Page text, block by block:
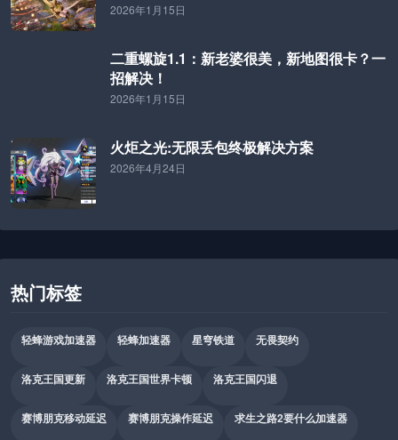
2026年1月15日
二重螺旋1.1：新老婆很美，新地图很卡？一
招解决！
2026年1月15日
火炬之光:无限丢包终极解决方案
2026年4月24日
热门标签
轻蜂游戏加速器 轻蜂加速器 星穹铁道 无畏契约
洛克王国更新 洛克王国世界卡顿 洛克王国闪退
赛博朋克移动延迟 赛博朋克操作延迟 求生之路2要什么加速器